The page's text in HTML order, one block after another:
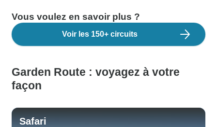
Vous voulez en savoir plus ?
Voir les 150+ circuits
Garden Route : voyagez à votre
façon
Safari